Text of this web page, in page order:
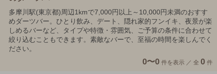
多摩川駅(東京都)周辺1kmで7,000円以上～10,000円未満のおすす
めダーツバー。ひとり飲み、デート、隠れ家的フンイキ、夜景が楽
しめるバーなど、タイプや特徴・雰囲気、ご予算の条件に合わせて
絞り込むこともできます。素敵なバーで、至福の時間を楽しんでく
ださい。
0〜0 件を表示 ／ 全 0 件